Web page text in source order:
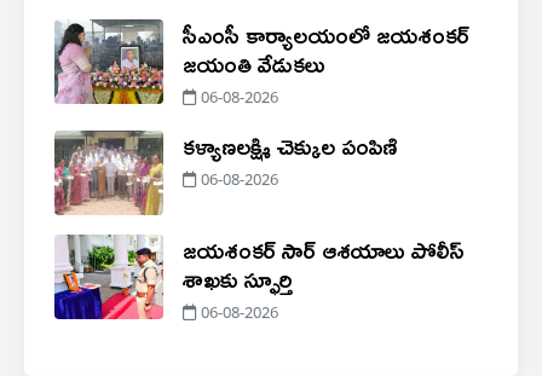
సీఎంసీ కార్యాలయంలో జయశంకర్
జయంతి వేడుకలు
06-08-2026
కళ్యాణలక్ష్మి చెక్కుల పంపిణి
06-08-2026
జయశంకర్ సార్ ఆశయాలు పోలీస్
శాఖకు స్ఫూర్తి
06-08-2026